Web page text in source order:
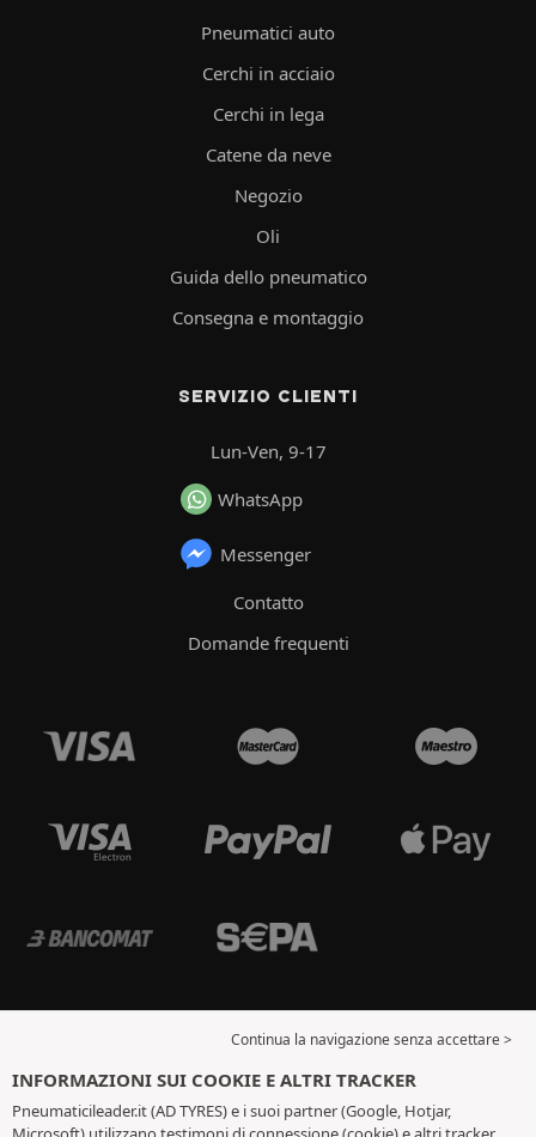
Pneumatici auto
Cerchi in acciaio
Cerchi in lega
Catene da neve
Negozio
Oli
Guida dello pneumatico
Consegna e montaggio
SERVIZIO CLIENTI
Lun-Ven, 9-17
WhatsApp
Messenger
Contatto
Domande frequenti
Continua la navigazione senza accettare >
INFORMAZIONI SUI COOKIE E ALTRI TRACKER
Pneumaticileader.it (AD TYRES) e i suoi partner (Google, Hotjar,